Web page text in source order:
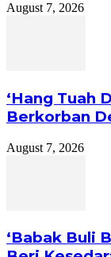
August 7, 2026
‘Hang Tuah
Berkorban
August 7, 2026
‘Babak Buli